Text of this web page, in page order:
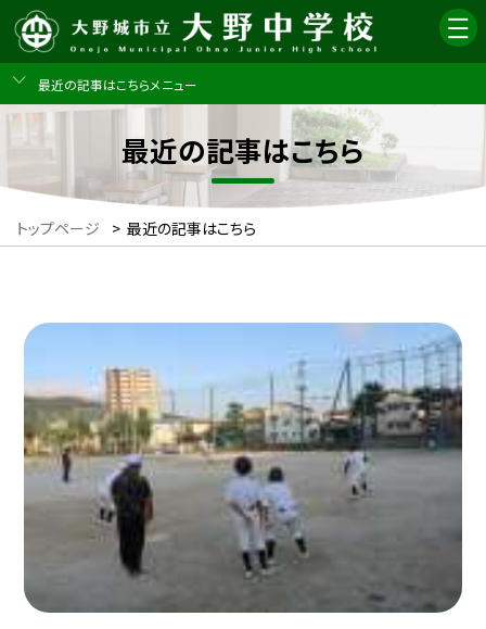
最近の記事はこちらメニュー
最近の記事はこちら
トップページ > 最近の記事はこちら